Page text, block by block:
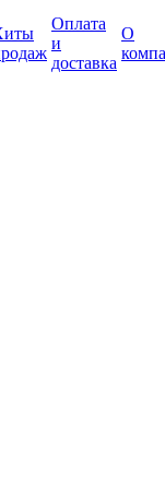
Оплата
и
доставка
О